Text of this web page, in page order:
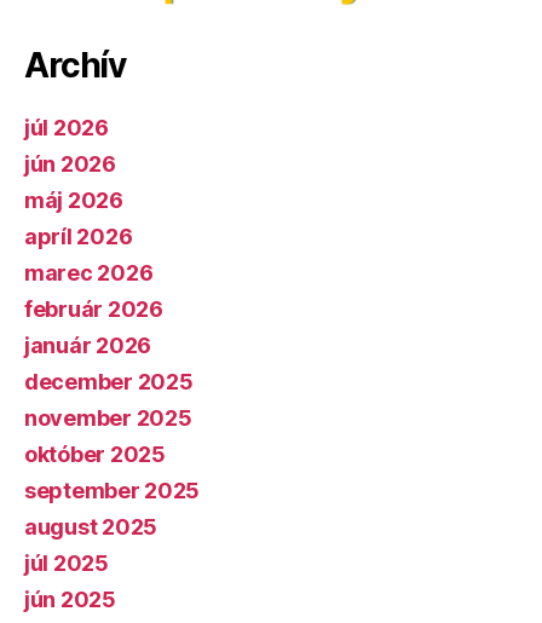
Archív
júl 2026
jún 2026
máj 2026
apríl 2026
marec 2026
február 2026
január 2026
december 2025
november 2025
október 2025
september 2025
august 2025
júl 2025
jún 2025